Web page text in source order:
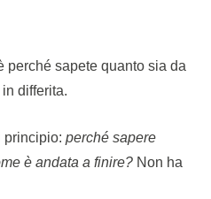
perché sapete quanto sia da
differita.
principio: perché sapere
è andata a finire?Non ha